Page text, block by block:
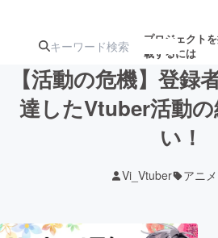
プロジェクト
載するには
注目の新着プロ
【活動の危機】登録
達したVtuber活動
い！
Vi_Vtuber アニ